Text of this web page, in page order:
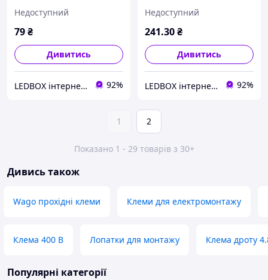
Недоступний
79₴
Дивитись
LEDBOX інтернет-магазин 92%
687/999-950
Недоступний
241.30₴
Дивитись
LEDBOX інтернет-магазин 92%
1 2
Показано 1 - 29 товарів з 30+
Дивись також
Wago прохідні клеми Клеми для електромонтажу
Клема 400 В Лопатки для монтажу Клемa дроту
Популярні категорії